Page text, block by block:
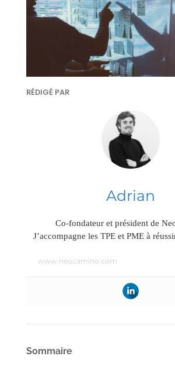
RÉDIGÉ PAR
Adrian
Co-fondateur et président de
J’accompagne les TPE et PME à
www.neocamino.com
Sommaire